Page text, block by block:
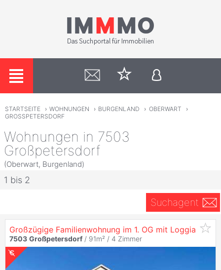
STARTSEITE › WOHNUNGEN › BURGENLAND › OBERWART
›
GROSSPETERSDORF
Wohnungen in 7503
Großpetersdorf
(Oberwart, Burgenland)
1 bis 2
Suchagent
Großzügige Familienwohnung im 1. OG mit Loggia
7503 Großpetersdorf / 91m² / 4 Zimmer